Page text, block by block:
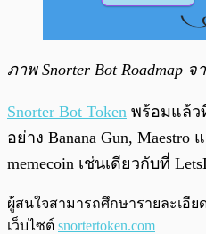
ภาพ Snorter Bot Roadmap จ
Snorter Bot Token พร้อมแล้ว
อย่าง Banana Gun, Maestro
memecoin เช่นเดียวกับที่
ผู้สนใจสามารถศึกษารายละเอีย
เว็บไซต์ snortertoken.com